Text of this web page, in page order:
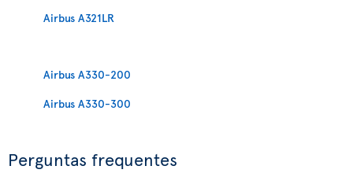
Airbus A321LR
Airbus A330-200
Airbus A330-300
Perguntas frequentes